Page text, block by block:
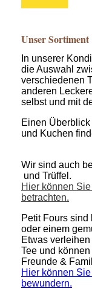
Unser Sortiment
In unserer
die Auswahl
verschiedenen
anderen
selbst und mit
Einen
und Kuchen
Wir sind auch
und Trüffel.
Hier können
betrachten.
Petit Fours
oder einem
Etwas
Tee und
Freunde &
Hier können
bewundern.